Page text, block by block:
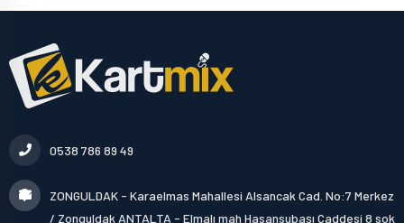
0538 786 89 49
ZONGULDAK - Karaelmas Mahallesi Alsancak Cad. No:7 Merkez
/ Zonguldak ANTALTA - Elmalı mah Hasansubaşı Caddesi 8 sok